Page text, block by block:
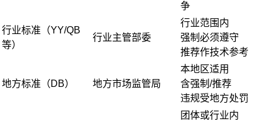
争
行业标准（YY/QB
等）
行业主管部委
行业范围内
强制必须遵守
推荐作技术参考
地方标准（DB） 地方市场监管局
本地区适用
含强制/推荐
违规受地方处罚
团体或行业内